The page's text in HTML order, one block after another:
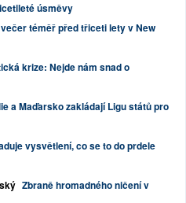
úsměvy
téměř před třiceti lety v New
krize: Nejde nám snad o
a Maďarsko zakládají Ligu států pro
vysvětlení, co se to do prdele
Zbraně hromadného ničení v